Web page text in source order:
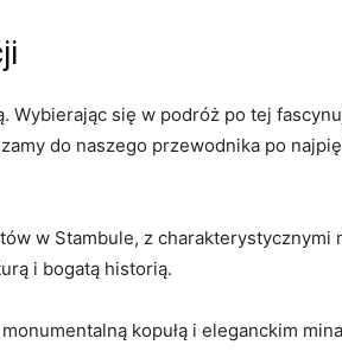
się w podróż po tej
do naszego przewodnika⁤ po
w Stambule,⁣ z charakterystycznymi
​i bogatą historią.
‌kopułą i eleganckim